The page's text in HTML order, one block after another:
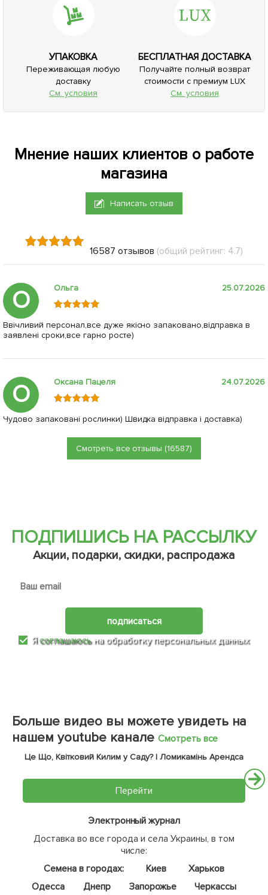
УПАКОВКА
Переживающая любую
доставку
См. условия
БЕСПЛАТНАЯ ДОСТАВКА
Получайте полный возврат
стоимости с премиум LUX
См. условия
Мнение наших клиентов о работе
магазина
Написать отзыв
16587 отзывов (общий рейтинг: 4.7)
О Ольга 25.07.2026
Ввічливий персонал,все дуже якісно запаковано,відправка в
заявлені сроки,все гарно росте)
О Оксана Пацеля 24.07.2026
Чудово запаковані рослинки) Швидка відправка і доставка)
Смотреть все отзывы (16587)
ПОДПИШИСЬ НА РАССЫЛКУ
Акции, подарки, скидки, распродажа
подписаться
Ясоглашаюсьна обработку персональных данных
Больше видео вы можете увидеть на
нашем youtube канале Смотреть все
Це Що, Квітковий Килим у Саду? | Ломикамінь Арендса
Перейти
Электронный журнал
Доставка во все города и села Украины, в том
числе:
Семена в городах:
Киев
Харьков
Одесса
Днепр Запорожье
Черкассы